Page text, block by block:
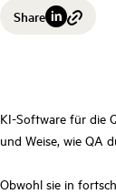
Share
KI-Software für die
und Weise, wie QA
Obwohl sie in